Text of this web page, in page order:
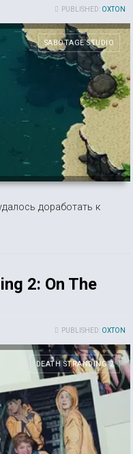
PUBLISHED: OXTON
SABOTAGE STUDIO
доработать к
2: On The
PUBLISHED: OXTON
DEATH STRANDING 2